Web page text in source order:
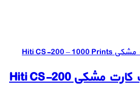
فیلم دستگاه چاپ کارت مشکی Hiti CS-200